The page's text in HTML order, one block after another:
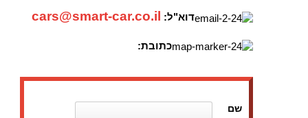
דוא"ל: cars@smart-car.co.il
כתובת:
שם